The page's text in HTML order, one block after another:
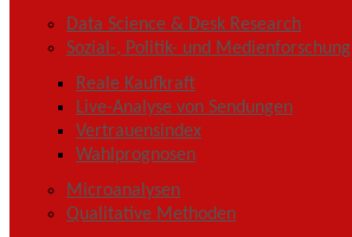
Data Science & Desk Research
Sozial-, Politik- und Medienforschung
Reale Kaufkraft
Live-Analyse von Sendungen
Vertrauensindex
Wahlprognosen
Microanalysen
Qualitative Methoden